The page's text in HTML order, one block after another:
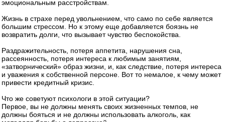
эмоциональным расстройствам.
Жизнь в страхе перед увольнением, что само по себе является
большим стрессом. Но к этому еще добавляется боязнь не
возвратить долги, что вызывает чувство беспокойства.
Раздражительность, потеря аппетита, нарушения сна,
рассеянность, потеря интереса к любимым занятиям,
«затворнический» образ жизни, и, как следствие, потеря интереса
и уважения к собственной персоне. Вот то немалое, к чему может
привести кредитный кризис.
Что же советуют психологи в этой ситуации?
Первое, вы не должны менять своих жизненных темпов, не
должны бояться и не должны использовать алкоголь, как